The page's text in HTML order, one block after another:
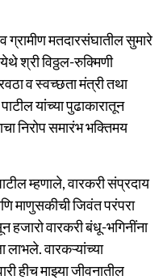
ग्रामीण मतदारसंघातील सुमारे
श्री विठ्ठल-रुक्मिणी
व स्वच्छता मंत्री तथा
यांच्या पुढाकारातून
निरोप समारंभ भक्तिमय
म्हणाले, वारकरी संप्रदाय
माणुसकीची जिवंत परंपरा
हजारो वारकरी बंधू-भगिनींना
लाभले. वारकऱ्यांच्या
हीच माझ्या जीवनातील